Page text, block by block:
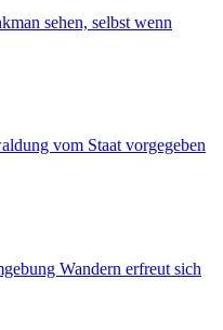
sehen, selbst wenn
vom Staat vorgegeben
Wandern erfreut sich